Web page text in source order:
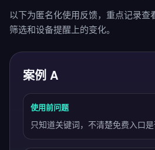
以下为匿名化使用反馈，重点记录查
筛选和设备提醒上的变化。
案例 A
使用前问题
只知道关键词，不清楚免费入口是